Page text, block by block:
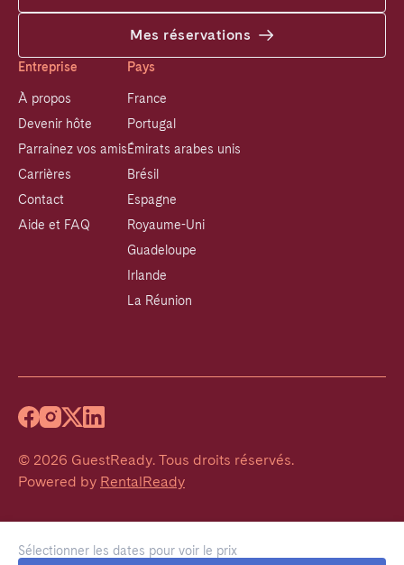
Sélectionner les dates pour voir le prix
Mes réservations
Entreprise
À propos
Devenir hôte
Parrainez vos amis
Carrières
Contact
Aide et FAQ
Pays
France
Portugal
Émirats arabes unis
Brésil
Espagne
Royaume-Uni
Guadeloupe
Irlande
La Réunion
© 2026 GuestReady. Tous droits réservés.
Powered by RentalReady